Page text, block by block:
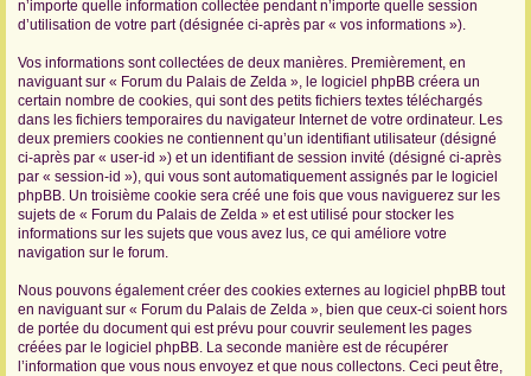
n’importe quelle information collectée pendant n’importe quelle session
d’utilisation de votre part (désignée ci-après par « vos informations »).
Vos informations sont collectées de deux manières. Premièrement, en
naviguant sur « Forum du Palais de Zelda », le logiciel phpBB créera un
certain nombre de cookies, qui sont des petits fichiers textes téléchargés
dans les fichiers temporaires du navigateur Internet de votre ordinateur. Les
deux premiers cookies ne contiennent qu’un identifiant utilisateur (désigné
ci-après par « user-id ») et un identifiant de session invité (désigné ci-après
par « session-id »), qui vous sont automatiquement assignés par le logiciel
phpBB. Un troisième cookie sera créé une fois que vous naviguerez sur les
sujets de « Forum du Palais de Zelda » et est utilisé pour stocker les
informations sur les sujets que vous avez lus, ce qui améliore votre
navigation sur le forum.
Nous pouvons également créer des cookies externes au logiciel phpBB tout
en naviguant sur « Forum du Palais de Zelda », bien que ceux-ci soient hors
de portée du document qui est prévu pour couvrir seulement les pages
créées par le logiciel phpBB. La seconde manière est de récupérer
l’information que vous nous envoyez et que nous collectons. Ceci peut être,